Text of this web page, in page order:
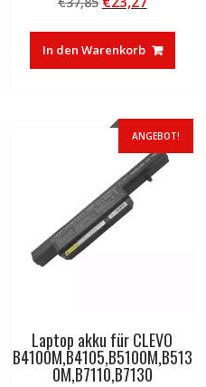
von 5
war:
€37,85
ist:
€23,27.
In den Warenkorb
ANGEBOT!
Laptop akku für CLEVO
B4100M,B4105,B5100M,B513
0M,B7110,B7130